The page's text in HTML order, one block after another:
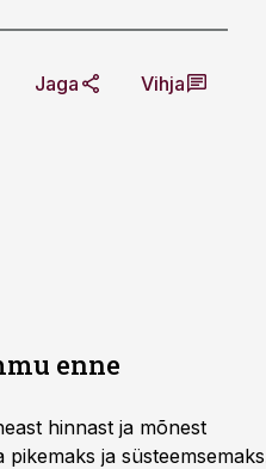
Jaga Vihja
enne
hinnast ja mõnest
ja